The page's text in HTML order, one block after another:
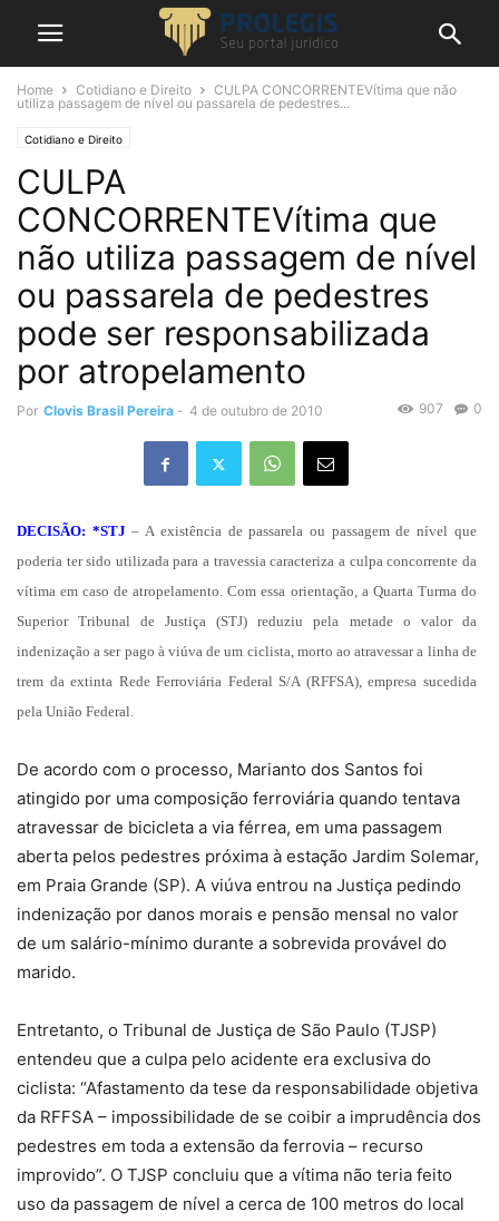
Home Cotidiano e Direito
CULPA CONCORRENTEVítima que não
utiliza passagem de nível ou passarela de pedestres...
Cotidiano e Direito
CULPA
CONCORRENTEVítima que
não utiliza passagem de nível
ou passarela de pedestres
pode ser responsabilizada
por atropelamento
Por Clovis Brasil Pereira - 4 de outubro de 2010 0
907
DECISÃO: *STJ – A existência de passarela ou passagem de nível que
poderia ter sido utilizada para a travessia caracteriza a culpa concorrente da
vítima em caso de atropelamento. Com essa orientação, a Quarta Turma do
Superior Tribunal de Justiça (STJ) reduziu pela metade o valor da
indenização a ser pago à viúva de um ciclista, morto ao atravessar a linha de
trem da extinta Rede Ferroviária Federal S/A (RFFSA), empresa sucedida
pela União Federal.
De acordo com o processo, Marianto dos Santos foi
atingido por uma composição ferroviária quando tentava
atravessar de bicicleta a via férrea, em uma passagem
aberta pelos pedestres próxima à estação Jardim Solemar,
em Praia Grande (SP). A viúva entrou na Justiça pedindo
indenização por danos morais e pensão mensal no valor
de um salário-mínimo durante a sobrevida provável do
marido.
Entretanto, o Tribunal de Justiça de São Paulo (TJSP)
entendeu que a culpa pelo acidente era exclusiva do
ciclista: “Afastamento da tese da responsabilidade objetiva
da RFFSA – impossibilidade de se coibir a imprudência dos
pedestres em toda a extensão da ferrovia – recurso
improvido”. O TJSP concluiu que a vítima não teria feito
uso da passagem de nível a cerca de 100 metros do local